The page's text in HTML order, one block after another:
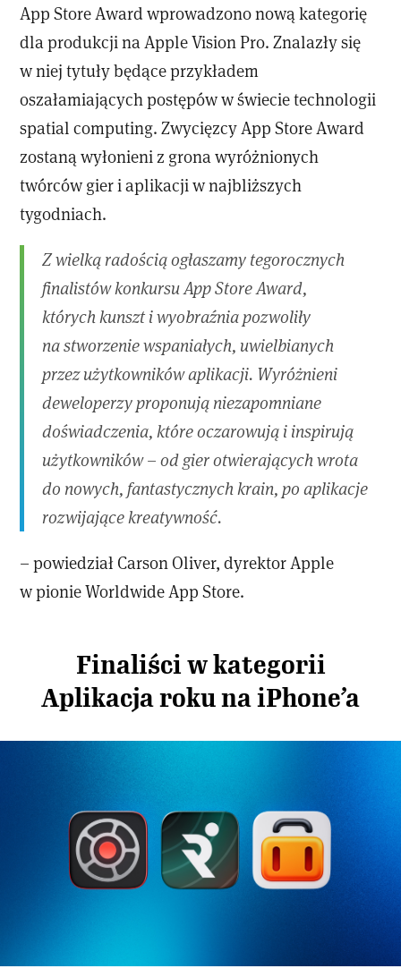
App Store Award wprowadzono nową kategorię
dla produkcji na Apple Vision Pro. Znalazły się
w niej tytuły będące przykładem
oszałamiających postępów w świecie technologii
spatial computing. Zwycięzcy App Store Award
zostaną wyłonieni z grona wyróżnionych
twórców gier i aplikacji w najbliższych
tygodniach.
Z wielką radością ogłaszamy tegorocznych
finalistów konkursu App Store Award,
których kunszt i wyobraźnia pozwoliły
na stworzenie wspaniałych, uwielbianych
przez użytkowników aplikacji. Wyróżnieni
deweloperzy proponują niezapomniane
doświadczenia, które oczarowują i inspirują
użytkowników – od gier otwierających wrota
do nowych, fantastycznych krain, po aplikacje
rozwijające kreatywność.
– powiedział Carson Oliver, dyrektor Apple
w pionie Worldwide App Store.
Finaliści w kategorii
Aplikacja roku na iPhone’a